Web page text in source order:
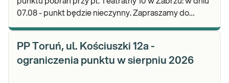
07.08 - punkt będzie nieczynny. Zapraszamy do
PP Toruń, ul. Kościuszki 12a -
ograniczenia punktu w sierpniu 2026